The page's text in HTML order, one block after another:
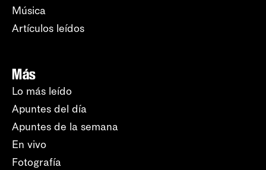
Música
Artículos leídos
Más
Lo más leído
Apuntes del día
Apuntes de la semana
En vivo
Fotografía